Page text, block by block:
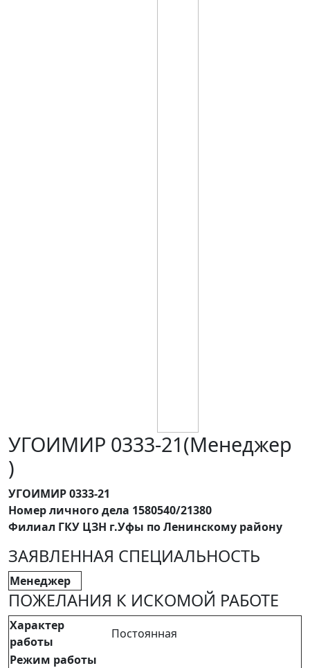
УГОИМИР 0333-21(Менеджер
)
УГОИМИР 0333-21
Номер личного дела 1580540/21380
Филиал ГКУ ЦЗН г.Уфы по Ленинскому району
ЗАЯВЛЕННАЯ СПЕЦИАЛЬНОСТЬ
Менеджер
ПОЖЕЛАНИЯ К ИСКОМОЙ РАБОТЕ
Характер
работы
Постоянная
Режим работы